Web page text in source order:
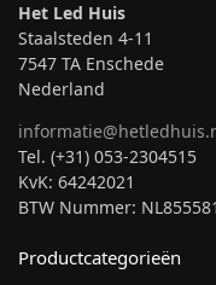
Het Led Huis
Staalsteden 4-11
7547 TA Enschede
Nederland
Tel. (+31) 053-2304515
KvK: 64242021
BTW Nummer:
Productcategorieën